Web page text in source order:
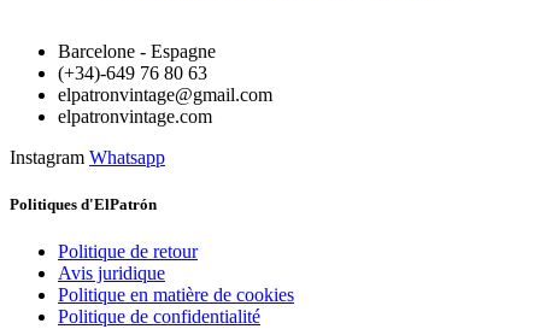
Barcelone - Espagne
(+34)-649 76 80 63
elpatronvintage@gmail.com
elpatronvintage.com
Instagram Whatsapp
Politiques d'ElPatrón
Politique de retour
Avis juridique
Politique en matière de cookies
Politique de confidentialité